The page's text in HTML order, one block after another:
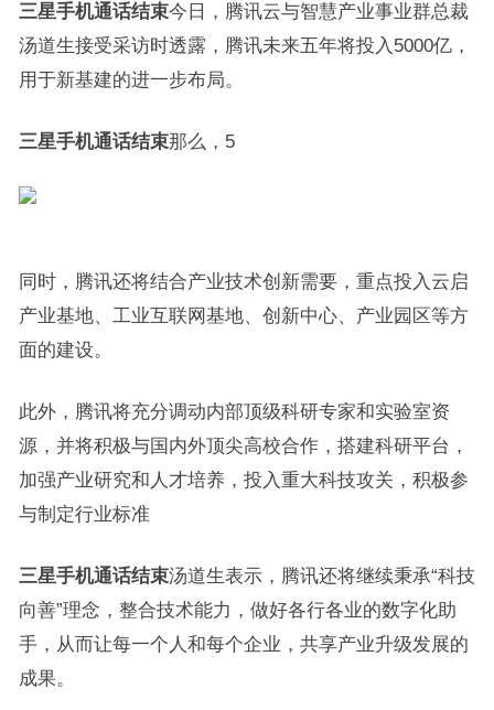
三星手机通话结束今日，腾讯云与智慧产业事业群总裁
汤道生接受采访时透露，腾讯未来五年将投入5000亿，
用于新基建的进一步布局。
三星手机通话结束那么，5
同时，腾讯还将结合产业技术创新需要，重点投入云启
产业基地、工业互联网基地、创新中心、产业园区等方
面的建设。
此外，腾讯将充分调动内部顶级科研专家和实验室资
源，并将积极与国内外顶尖高校合作，搭建科研平台，
加强产业研究和人才培养，投入重大科技攻关，积极参
与制定行业标准
三星手机通话结束汤道生表示，腾讯还将继续秉承“科技
向善”理念，整合技术能力，做好各行各业的数字化助
手，从而让每一个人和每个企业，共享产业升级发展的
成果。